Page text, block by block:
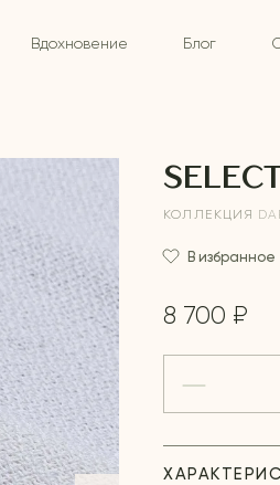
Вдохновение Блог
КОЛЛЕКЦИЯ
В избранное
8 700 ₽